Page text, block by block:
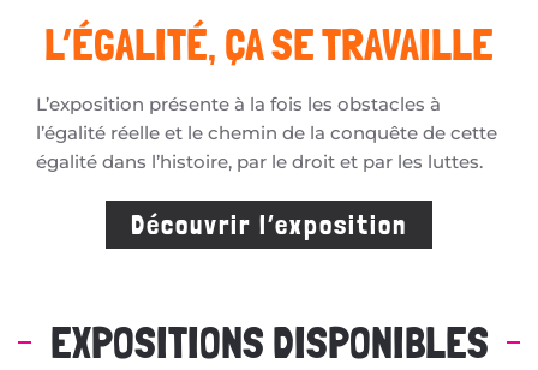
L’ÉGALITÉ, ÇA SE TRAVAILLE
L’exposition présente à la fois les obstacles à
l’égalité réelle et le chemin de la conquête de cette
égalité dans l’histoire, par le droit et par les luttes.
Découvrir l’exposition
EXPOSITIONS DISPONIBLES